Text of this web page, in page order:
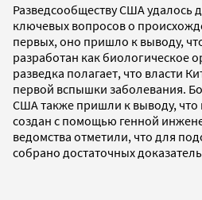
Разведсообществу США удалось
ключевых вопросов о
первых, оно пришло к выводу,
разработан как биологическое
разведка полагает, что власти
первой вспышки заболевания.
США также пришли к выводу, что
создан с помощью генной
ведомства отметили, что для
собрано достаточных